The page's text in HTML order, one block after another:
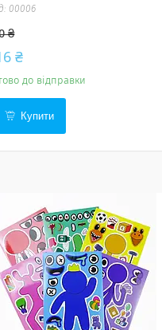
00006
₴
₴
до відправки
Купити